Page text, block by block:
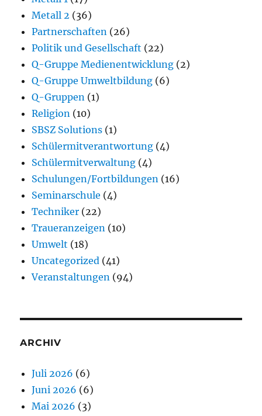
Metall 2 (36)
Partnerschaften (26)
Politik und Gesellschaft (22)
Q-Gruppe Medienentwicklung (2)
Q-Gruppe Umweltbildung (6)
Q-Gruppen (1)
Religion (10)
SBSZ Solutions (1)
Schülermitverantwortung (4)
Schülermitverwaltung (4)
Schulungen/Fortbildungen (16)
Seminarschule (4)
Techniker (22)
Traueranzeigen (10)
Umwelt (18)
Uncategorized (41)
Veranstaltungen (94)
ARCHIV
Juli 2026 (6)
Juni 2026 (6)
Mai 2026 (3)